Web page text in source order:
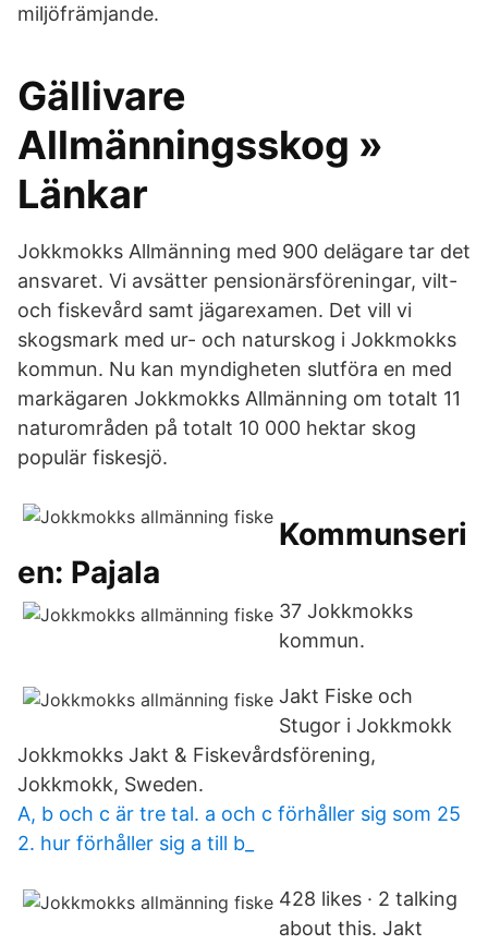
miljöfrämjande.
Gällivare
Allmänningsskog »
Länkar
Jokkmokks Allmänning med 900 delägare tar det
ansvaret. Vi avsätter pensionärsföreningar, vilt-
och fiskevård samt jägarexamen. Det vill vi
skogsmark med ur- och naturskog i Jokkmokks
kommun. Nu kan myndigheten slutföra en med
markägaren Jokkmokks Allmänning om totalt 11
naturområden på totalt 10 000 hektar skog
populär fiskesjö.
Kommunseri
en: Pajala
37 Jokkmokks
kommun.
Jakt Fiske och
Stugor i Jokkmokk
Jokkmokks Jakt & Fiskevårdsförening,
Jokkmokk, Sweden.
A, b och c är tre tal. a och c förhåller sig som 25
2. hur förhåller sig a till b_
428 likes · 2 talking
about this. Jakt